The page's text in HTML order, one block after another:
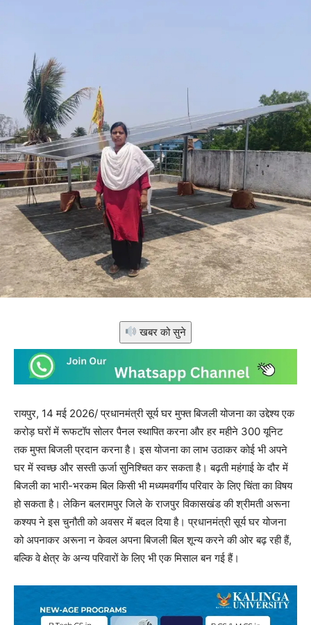
खबर को सुने
रायपुर, 14 मई 2026/ प्रधानमंत्री सूर्य घर मुफ्त बिजली योजना का उद्देश्य एक
करोड़ घरों में रूफटॉप सोलर पैनल स्थापित करना और हर महीने 300 यूनिट
तक मुफ्त बिजली प्रदान करना है। इस योजना का लाभ उठाकर कोई भी अपने
घर में स्वच्छ और सस्ती ऊर्जा सुनिश्चित कर सकता है। बढ़ती महंगाई के दौर में
बिजली का भारी-भरकम बिल किसी भी मध्यमवर्गीय परिवार के लिए चिंता का विषय
हो सकता है। लेकिन बलरामपुर जिले के राजपुर विकासखंड की श्रीमती अरूना
कश्यप ने इस चुनौती को अवसर में बदल दिया है। प्रधानमंत्री सूर्य घर योजना
को अपनाकर अरूना न केवल अपना बिजली बिल शून्य करने की ओर बढ़ रही हैं,
बल्कि वे क्षेत्र के अन्य परिवारों के लिए भी एक मिसाल बन गई हैं।